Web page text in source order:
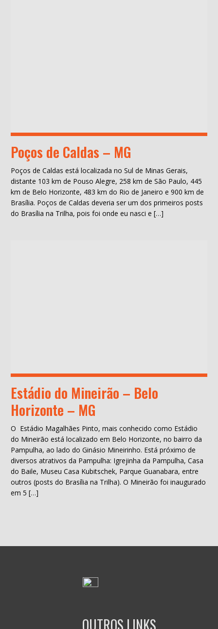
Poços de Caldas – MG
Poços de Caldas está localizada no Sul de Minas Gerais,
distante 103 km de Pouso Alegre, 258 km de São Paulo, 445
km de Belo Horizonte, 483 km do Rio de Janeiro e 900 km de
Brasília. Poços de Caldas deveria ser um dos primeiros posts
do Brasília na Trilha, pois foi onde eu nasci e […]
Estádio do Mineirão – Belo
Horizonte – MG
O Estádio Magalhães Pinto, mais conhecido como Estádio
do Mineirão está localizado em Belo Horizonte, no bairro da
Pampulha, ao lado do Ginásio Mineirinho. Está próximo de
diversos atrativos da Pampulha: Igrejinha da Pampulha, Casa
do Baile, Museu Casa Kubitschek, Parque Guanabara, entre
outros (posts do Brasília na Trilha). O Mineirão foi inaugurado
em 5 […]